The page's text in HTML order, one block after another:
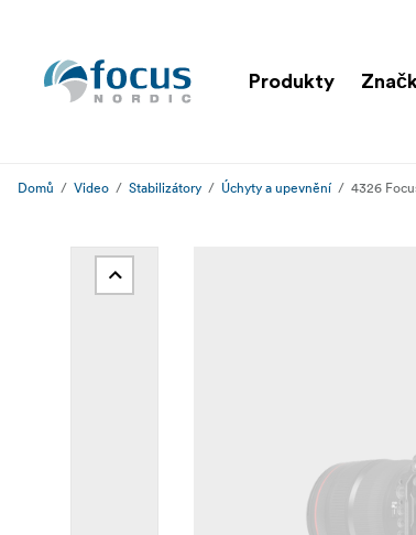
Produkty
Domů Video Stabilizátory Úchyty a upevnění 4326